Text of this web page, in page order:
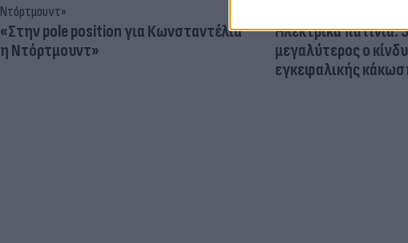
«Στην pole position για Κωνσταντέλια
η Ντόρτμουντ»
Ηλεκτρικά πατίνια:
μεγαλύτερος ο
εγκεφαλικής